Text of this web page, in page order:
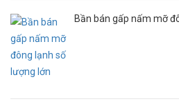
Bần bán gấp nấm mỡ